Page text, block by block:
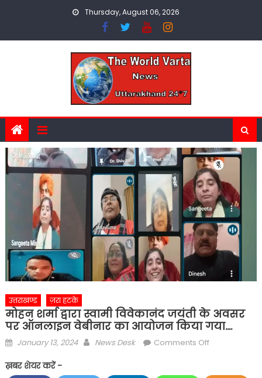
Thursday, August 06, 2026
उत्तराखण्ड ज़रा हटके
मोहन शर्मा द्वारा स्वामी विवेकानंद जयंती के अवसर
पर ऑनलाइन वेबीनार का आयोजन किया गया….
Posted
January 13, 2024 Author
News Desk Comments Offon
ख़बर शेयर करें -